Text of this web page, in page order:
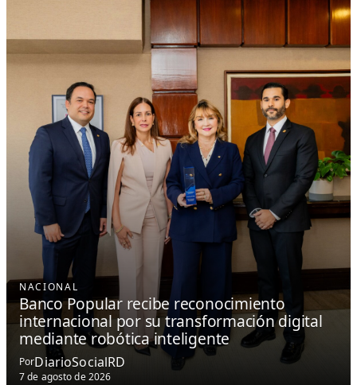
NACIONAL
Banco Popular recibe reconocimiento
internacional por su transformación digital
mediante robótica inteligente
PorDiarioSocialRD
7 de agosto de 2026